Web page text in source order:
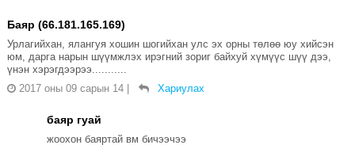
Баяр (66.181.165.169)
Урлагийхан, ялангуя хошин шогийхан улс эх орны төлөө юу хийсэн
юм, дарга нарын шүүмжлэх ирэгний зориг байхуй хүмүүс шүү дээ,
үнэн хэрэгдээрээ...........
2017 оны 09 сарын 14
Хариулах
баяр гуай
жоохон баяртай вм бичээчээ